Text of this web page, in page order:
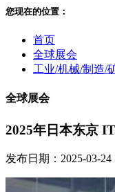
您现在的位置：
首页
全球展会
工业/机械/制造/
全球展会
2025年日本东京
发布日期：2025-03-24